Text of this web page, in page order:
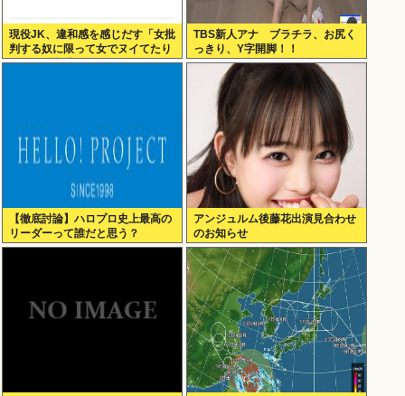
現役JK、違和感を感じだす「女批
判する奴に限って女でヌイてたり
するから意味わからなくなってき
TBS新人アナ ブラチラ、お尻く
っきり、Y字開脚！！
【徹底討論】ハロプロ史上最高の
リーダーって誰だと思う？
アンジュルム後藤花出演見合わせ
のお知らせ